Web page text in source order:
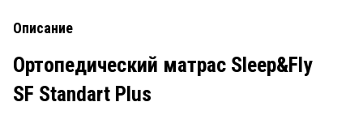
Описание
Ортопедический матрас Sleep&Fly
SF Standart Plus